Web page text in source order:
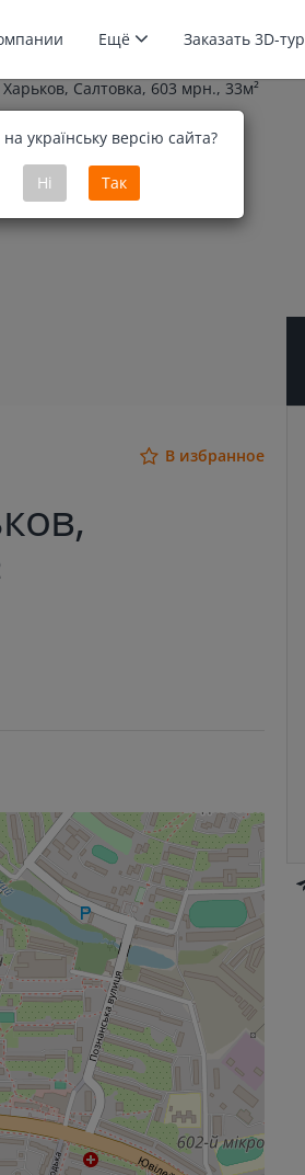
Ещё Заказать 3D-тур
українську версію сайта?
Ні Так
В избранное